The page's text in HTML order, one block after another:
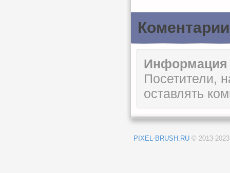
Коментарии
Информация
Посетители,
оставлять
PIXEL-BRUSH.RU © 2013-